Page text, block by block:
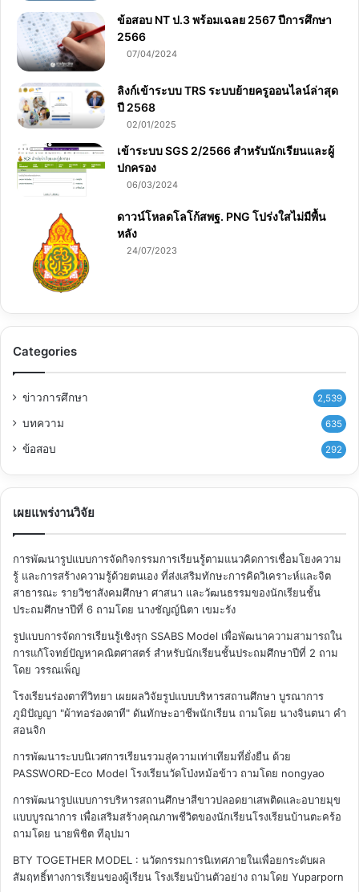
ข้อสอบ NT ป.3 พร้อมเฉลย 2567 ปีการศึกษา
2566
07/04/2024
ลิงก์เข้าระบบ TRS ระบบย้ายครูออนไลน์ล่าสุด
ปี 2568
02/01/2025
เข้าระบบ SGS 2/2566 สำหรับนักเรียนและผู้
ปกครอง
06/03/2024
ดาวน์โหลดโลโก้สพฐ. PNG โปร่งใสไม่มีพื้น
หลัง
24/07/2023
Categories
ข่าวการศึกษา 2,539
บทความ 635
ข้อสอบ 292
เผยแพร่งานวิจัย
การพัฒนารูปแบบการจัดกิจกรรมการเรียนรู้ตามแนวคิดการเชื่อมโยงความ
รู้ และการสร้างความรู้ด้วยตนเอง ที่ส่งเสริมทักษะการคิดวิเคราะห์และจิต
สาธารณะ รายวิชาสังคมศึกษา ศาสนา และวัฒนธรรมของนักเรียนชั้น
ประถมศึกษาปีที่ 6 ถามโดย นางชัญญ์นิตา เขมะรัง
รูปแบบการจัดการเรียนรู้เชิงรุก SSABS Model เพื่อพัฒนาความสามารถใน
การแก้โจทย์ปัญหาคณิตศาสตร์ สำหรับนักเรียนชั้นประถมศึกษาปีที่ 2 ถาม
โดย วรรณเพ็ญ
โรงเรียนร่องตาทีวิทยา เผยผลวิจัยรูปแบบบริหารสถานศึกษา บูรณาการ
ภูมิปัญญา "ผ้าทอร่องตาที" ดันทักษะอาชีพนักเรียน ถามโดย นางจินตนา คำ
สอนจิก
การพัฒนาระบบนิเวศการเรียนรวมสู่ความเท่าเทียมที่ยั่งยืน ด้วย
PASSWORD-Eco Model โรงเรียนวัดโป่งหม้อข้าว ถามโดย nongyao
การพัฒนารูปแบบการบริหารสถานศึกษาสีขาวปลอดยาเสพติดและอบายมุข
แบบบูรณาการ เพื่อเสริมสร้างคุณภาพชีวิตของนักเรียนโรงเรียนบ้านตะคร้อ
ถามโดย นายพิชิต ทีอุปมา
BTY TOGETHER MODEL : นวัตกรรมการนิเทศภายในเพื่อยกระดับผล
สัมฤทธิ์ทางการเรียนของผู้เรียน โรงเรียนบ้านตัวอย่าง ถามโดย Yuparporn